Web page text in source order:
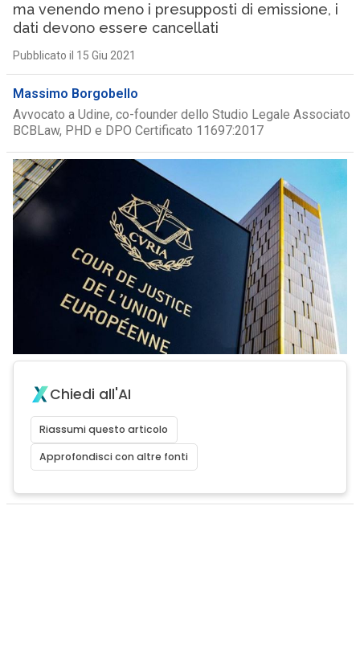
ma venendo meno i presupposti di emissione, i
dati devono essere cancellati
Pubblicato il 15 Giu 2021
Massimo Borgobello
Avvocato a Udine, co-founder dello Studio Legale Associato
BCBLaw, PHD e DPO Certificato 11697:2017
Chiedi all'AI
Riassumi questo articolo
Approfondisci con altre fonti